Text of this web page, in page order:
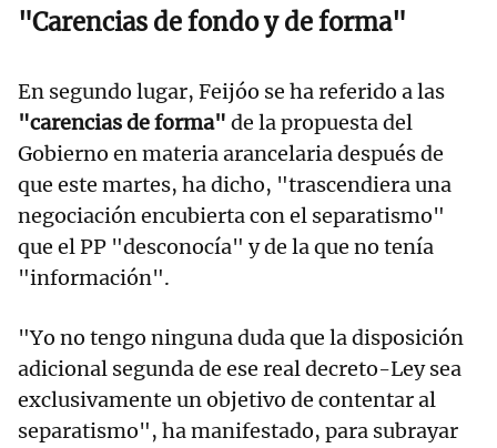
"Carencias de fondo y de forma"
En segundo lugar, Feijóo se ha referido a las
"carencias de forma" de la propuesta del
Gobierno en materia arancelaria después de
que este martes, ha dicho, "trascendiera una
negociación encubierta con el separatismo"
que el PP "desconocía" y de la que no tenía
"información".
"Yo no tengo ninguna duda que la disposición
adicional segunda de ese real decreto-Ley sea
exclusivamente un objetivo de contentar al
separatismo", ha manifestado, para subrayar